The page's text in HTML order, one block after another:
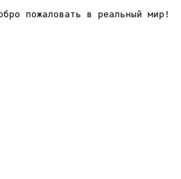
пожаловать в реальный мир!